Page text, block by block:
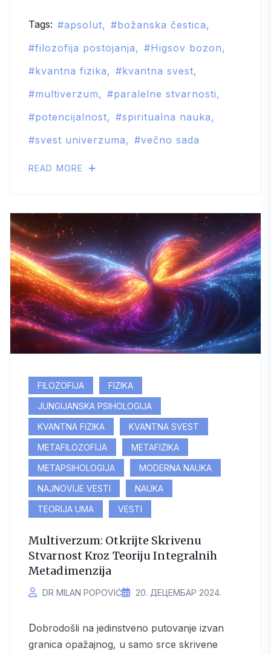
Tags: apsolut
božanska čestica
filozofija postojanja
Higsov bozon
kvantna fizika
kvantna svest
multiverzum
paralelne stvarnosti
potencijalnost
spiritualna nauka
svest univerzuma
večno sada
READ MORE
FILOZOFIJA
FIZIKA
JUNGIJANSKA PSIHOLOGIJA
KVANTNA FIZIKA
KVANTNA SVEST
METAFILOZOFIJA
METAFIZIKA
METAPSIHOLOGIJA
MODERNA NAUKA
NAJNOVIJE VESTI
NAUKA
TEORIJA UMA
VESTI
Multiverzum: Otkrijte Skrivenu
Stvarnost Kroz Teoriju Integralnih
Metadimenzija
DR MILAN POPOVIĆ 20. ДЕЦЕМБАР 2024.
Dobrodošli na jedinstveno putovanje izvan
granica opažajnog, u samo srce skrivene